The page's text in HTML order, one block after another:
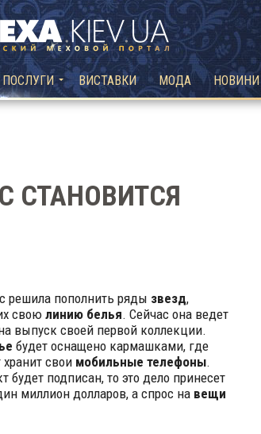
ПОСЛУГИ ВИСТАВКИ МОДА НОВИНИ
СТАНОВИТСЯ
решила пополнить ряды звезд,
своюлинию белья. Сейчас она ведет
выпуск своей первой коллекции.
будет оснащено кармашками, где
свои мобильные телефоны.
будет подписан, то это дело принесет
миллион долларов, а спрос на вещи